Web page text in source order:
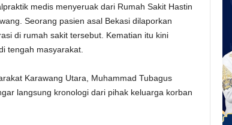
medis menyeruak dari Rumah Sakit Hastin
Seorang pasien asal Bekasi dilaporkan
di rumah sakit tersebut. Kematian itu kini
tengah masyarakat.
Karawang Utara, Muhammad Tubagus
langsung kronologi dari pihak keluarga korban